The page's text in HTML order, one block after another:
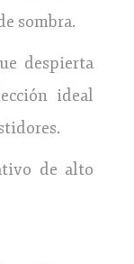
sombra.
despierta
ideal
de alto